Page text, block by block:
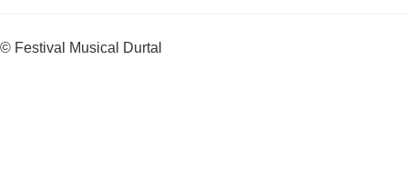
© Festival Musical Durtal